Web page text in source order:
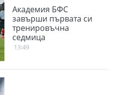
Академия БФС
завърши първата си
тренировъчна
седмица
13:49